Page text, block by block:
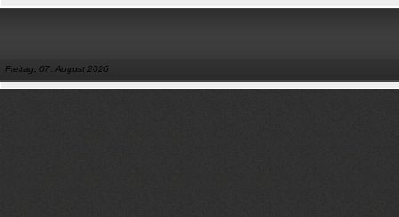
Freitag, 07. August 2026